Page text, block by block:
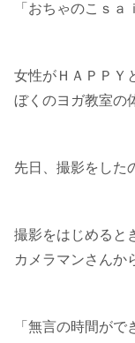
「おちゃのこｓａ
女性がＨＡＰＰＹ
ぼくのヨガ教室の
先日、撮影をした
撮影をはじめると
カメラマンさんか
「無言の時間がで